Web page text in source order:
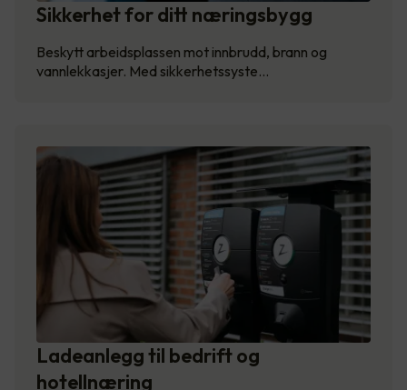
Sikkerhet for ditt næringsbygg
Beskytt arbeidsplassen mot innbrudd, brann og
vannlekkasjer. Med sikkerhetssyste…
Ladeanlegg til bedrift og
hotellnæring